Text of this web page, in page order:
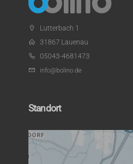
Lutterbach 1
31867 Lauenau
05043-4681473
info@bolino.de
Standort